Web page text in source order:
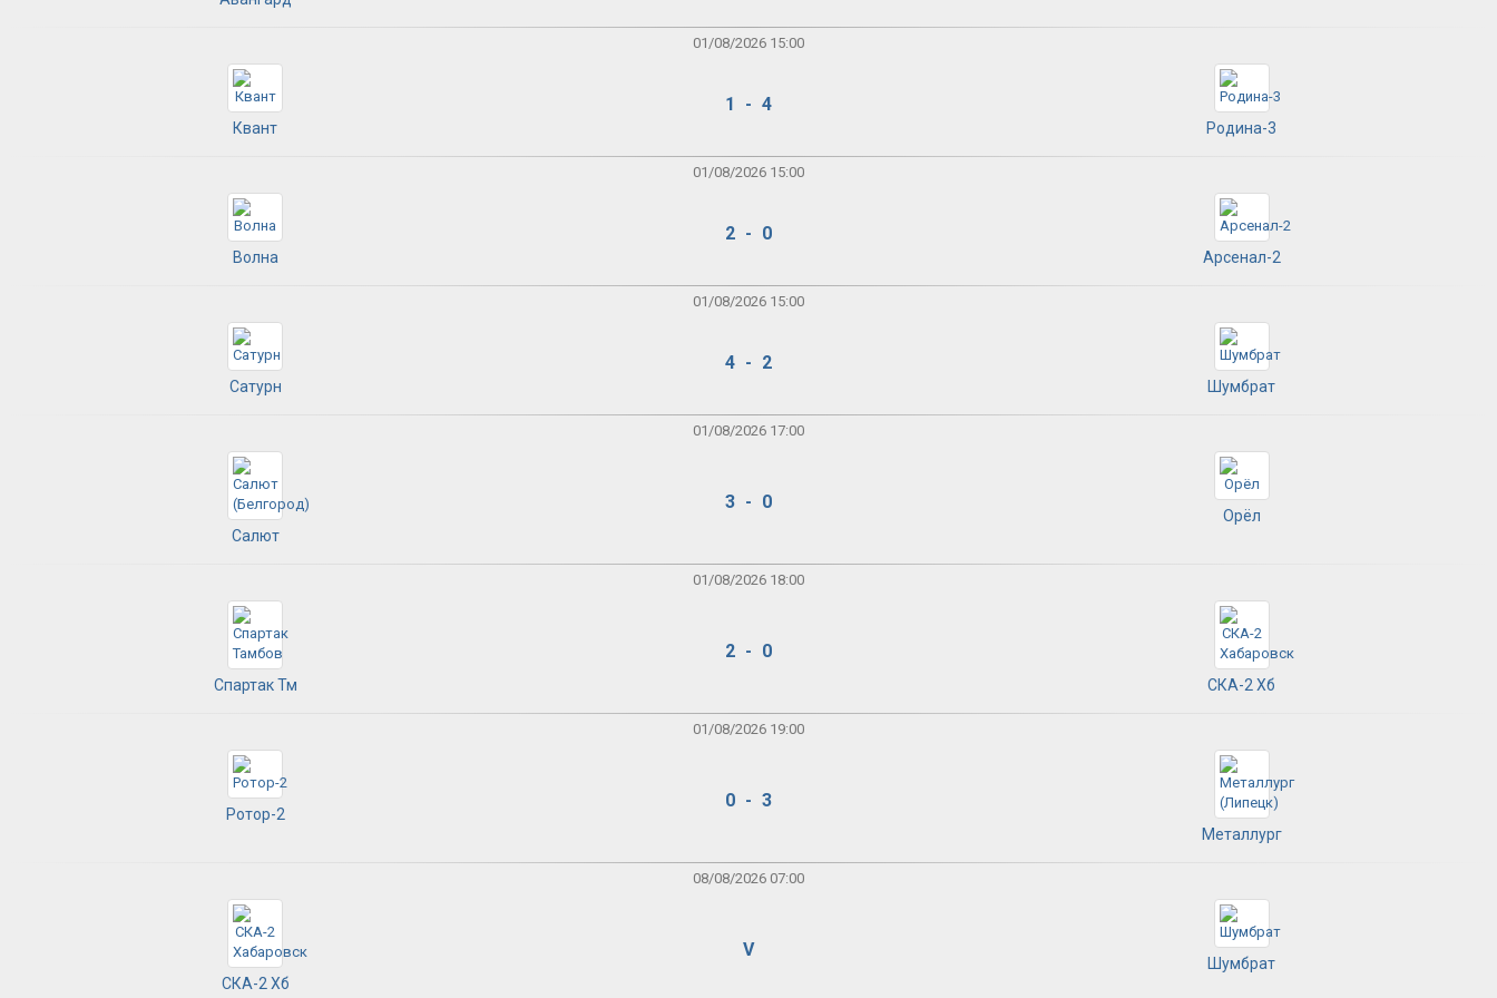
01/08/2026 15:00
Квант
1 - 4
Родина-3
01/08/2026 15:00
Волна
2 - 0
Арсенал-2
01/08/2026 15:00
Сатурн
4 - 2
Шумбрат
01/08/2026 17:00
Салют
3 - 0
Орёл
01/08/2026 18:00
Спартак Тм
2 - 0
СКА-2 Хб
01/08/2026 19:00
Ротор-2
0 - 3
Металлург
08/08/2026 07:00
СКА-2 Хб
V
Шумбрат